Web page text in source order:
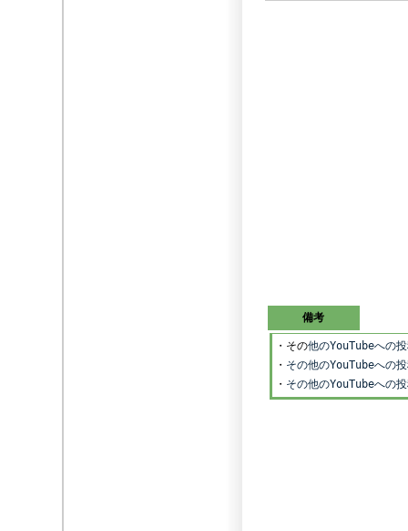
備考
・その他のYouTubeへの
・ その他のYouTubeへの
・ その他のYouTubeへの